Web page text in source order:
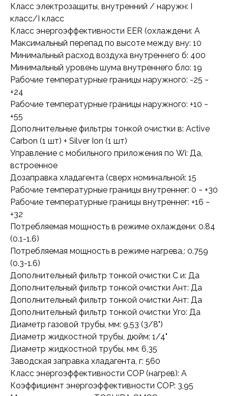
Класс электрозащиты, внутренний / наружн: I
класс/I класс
Класс энергоэффективности EER (охлаждени: A
Максимальный перепад по высоте между вну: 10
Минимальный расход воздуха внутреннего б: 400
Минимальный уровень шума внутреннего бло: 19
Рабочие температурные границы наружного: -25 ~
+24
Рабочие температурные границы наружного: +10 ~
+55
Дополнительные фильтры тонкой очистки в: Active
Carbon (1 шт) + Silver Ion (1 шт)
Управление c мобильного приложения по Wi: Да,
встроенное
Дозаправка хладагента (сверх номинальной: 15
Рабочие температурные границы внутреннег: 0 ~ +30
Рабочие температурные границы внутреннег: +16 ~
+32
Потребляемая мощность в режиме охлаждени: 0.84
(0.1-1.6)
Потребляемая мощность в режиме нагрева,: 0.759
(0.3-1.6)
Дополнительный фильтр тонкой очистки С и: Да
Дополнительный фильтр тонкой очистки Ант: Да
Дополнительный фильтр тонкой очистки Ант: Да
Дополнительный фильтр тонкой очистки Уго: Да
Диаметр газовой трубы, мм: 9,53 (3/8")
Диаметр жидкостной трубы, дюйм: 1/4"
Диаметр жидкостной трубы, мм: 6,35
Заводская заправка хладагента, г: 560
Класс энергоэффективности COP (нагрев): A
Коэффициент энергоэффективности COP: 3,95